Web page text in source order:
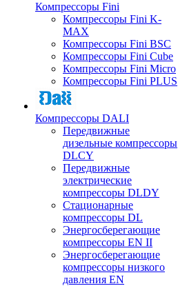
Компрессоры Fini
Компрессоры Fini K-
MAX
Компрессоры Fini BSC
Компрессоры Fini Cube
Компрессоры Fini Micro
Компрессоры Fini PLUS
Компрессоры DALI
Передвижные
дизельные компрессоры
DLCY
Передвижные
электрические
компрессоры DLDY
Стационарные
компрессоры DL
Энергосберегающие
компрессоры EN II
Энергосберегающие
компрессоры низкого
давления EN